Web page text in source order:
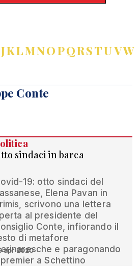
JKLMNOPQRSTUVW
Conte
sindaci in barca
19: otto sindaci del
Elena Pavan in
scrivono una lettera
al presidente del
Conte, infiorando il
di metafore
e paragonando
a Schettino
apr 2020